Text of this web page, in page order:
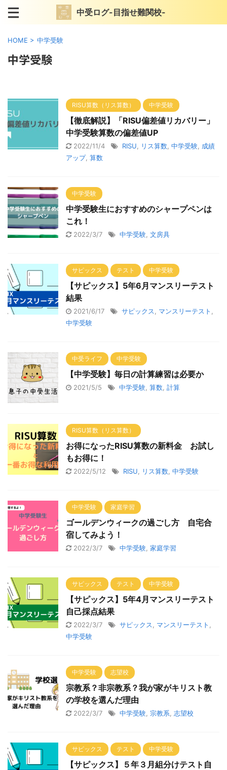
中受ログ-目指せ難関校-
HOME > 中学受験
中学受験
RISU算数（リス算数） 中学受験
【徹底解説】「RISU偏差値リカバリー」
中学受験算数の偏差値UP
2022/11/4 RISU リス算数 中学受験 成績
アップ, 算数
中学受験
中学受験生におすすめのシャープペンは
これ！
2022/3/7 中学受験 文房具
サピックス テスト 中学受験
【サピックス】5年6月マンスリーテスト
結果
2021/6/17 サピックス マンスリーテスト
中学受験
中受ライフ 中学受験
【中学受験】毎日の計算練習は必要か
2021/5/5 中学受験 算数 計算
RISU算数（リス算数）
お得になったRISU算数の新料金 お試し
もお得に！
2022/5/12 RISU リス算数 中学受験
中学受験 家庭学習
ゴールデンウィークの過ごし方 自宅合
宿してみよう！
2022/3/7 中学受験 家庭学習
サピックス テスト 中学受験
【サピックス】5年4月マンスリーテスト
自己採点結果
2022/3/7 サピックス マンスリーテスト
中学受験
中学受験 志望校
宗教系？非宗教系？我が家がキリスト教
の学校を選んだ理由
2022/3/7 中学受験 宗教系 志望校
サピックス テスト 中学受験
【サピックス】５年３月組分けテスト自